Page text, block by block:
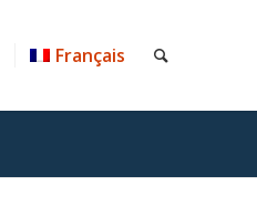
Français